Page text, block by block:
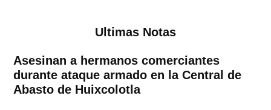
Ultimas Notas
Asesinan a hermanos comerciantes
durante ataque armado en la Central de
Abasto de Huixcolotla